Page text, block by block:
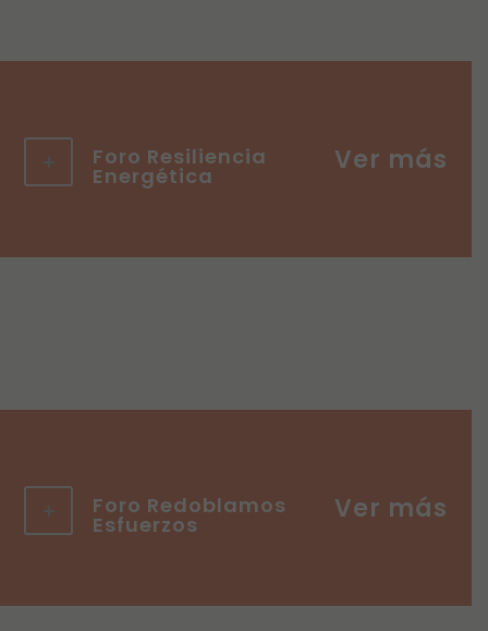
Foro Resiliencia
Energética
Foro Redoblamos
Esfuerzos